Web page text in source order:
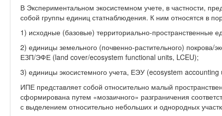
В Экспериментальном экосистемном учете, в частности,
собой группы единиц статнаблюдения. К ним относятся в
1) исходные (базовые) территориально-пространственные
2) единицы земельного (почвенно-растительного)
ЕЗП/ЭФЕ (land cover/ecosystem functional units, LCEU);
3) единицы экосистемного учета, ЕЭУ (ecosystem accounting
ИПЕ представляет собой относительно малый
сформирована путем «мозаичного» разграничения
с выделением относительно небольших и однородных